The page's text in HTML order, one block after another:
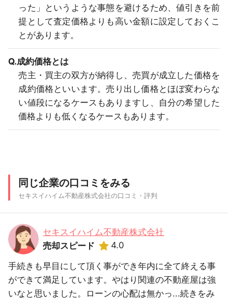
った」というような事態を避けるため、値引きを前
提として査定価格よりも高い金額に設定しておくこ
とがあります。
Q.成約価格とは
売主・買主の双方が納得し、売買が成立した価格を
成約価格といいます。売り出し価格とほぼ変わらな
い値段になるケースもありますし、自分の希望した
価格よりも低くなるケースもあります。
同じ企業の口コミをみる
セキスイハイム不動産株式会社の口コミ・評判
セキスイハイム不動産株式会社
売却スピード
4.0
手続きも早目にして頂く事ができ年内に全て終える事
ができて満足しています。やはり関連の不動産屋は強
いなと思いました。ローンの心配は無かっ...続きをみ